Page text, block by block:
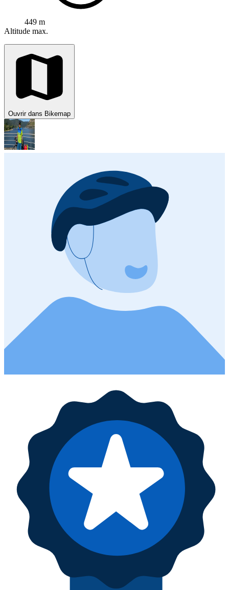
449 m
Altitude max.
Ouvrir dans Bikemap